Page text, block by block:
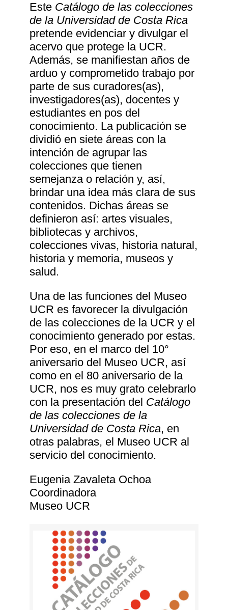
Este Catálogo de las colecciones
de la Universidad de Costa Rica
pretende evidenciar y divulgar el
acervo que protege la UCR.
Además, se manifiestan años de
arduo y comprometido trabajo por
parte de sus curadores(as),
investigadores(as), docentes y
estudiantes en pos del
conocimiento. La publicación se
dividió en siete áreas con la
intención de agrupar las
colecciones que tienen
semejanza o relación y, así,
brindar una idea más clara de sus
contenidos. Dichas áreas se
definieron así: artes visuales,
bibliotecas y archivos,
colecciones vivas, historia natural,
historia y memoria, museos y
salud.
Una de las funciones del Museo
UCR es favorecer la divulgación
de las colecciones de la UCR y el
conocimiento generado por estas.
Por eso, en el marco del 10°
aniversario del Museo UCR, así
como en el 80 aniversario de la
UCR, nos es muy grato celebrarlo
con la presentación del Catálogo
de las colecciones de la
Universidad de Costa Rica, en
otras palabras, el Museo UCR al
servicio del conocimiento.
Eugenia Zavaleta Ochoa
Coordinadora
Museo UCR